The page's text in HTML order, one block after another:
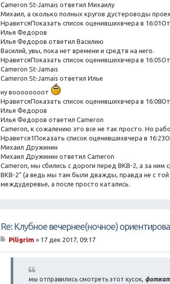
Cameron St-Jamais ответил Михаилу
Михаил, а сколько полных кругов дустероводы
НравитсяПоказать список оценившихвчера в
Илья Федоров
Илья Федоров ответил Василию
Василий, увы, пока нет времени и средтв на него.
НравитсяПоказать список оценившихвчера в
Cameron St-Jamais
Cameron St-Jamais ответил Илье
ну воооооооот
НравитсяПоказать список оценившихвчера в
Илья Федоров
Илья Федоров ответил Cameron
Cameron, к сожалению это все не так просто. Но
Нравится1Показать список оценившихвчера в
Михаил Дружинин
Михаил Дружинин ответил Cameron
Cameron, мы сбились с дороги перед ВКВ-2, а за
ВКВ-2" (а ведь мы там были дважды, правда не с той
междудеревье, а после просто катались.
Re: Клубное вечернее(ночное)
Piligrim » 17 дек 2017, 09:17
мы отправились смотреть этот кусок,